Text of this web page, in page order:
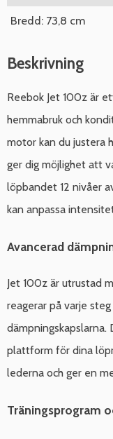
Bredd: 73,8 cm
Beskrivning
Reebok Jet 100z är
hemmabruk och
motor kan du justera
ger dig möjlighet att
löpbandet 12 nivåer
kan anpassa
Avancerad
Jet 100z är utrustad
reagerar på varje
plattform för dina
lederna och ger en
Träningsprogram